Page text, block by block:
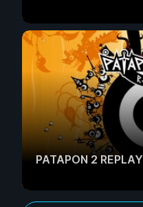
PATAPON 2 REPLAY